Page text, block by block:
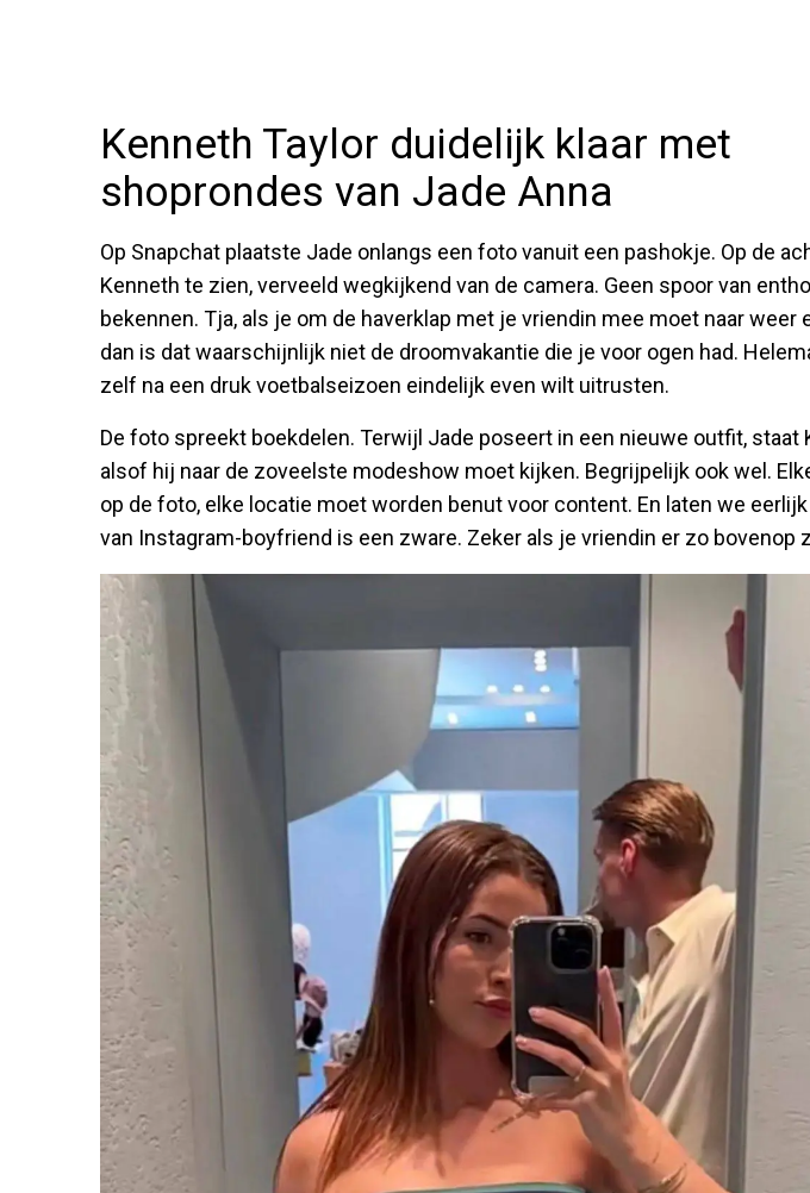
Kenneth Taylor duidelijk klaar met
shoprondes van Jade Anna
Op Snapchat plaatste Jade onlangs een foto vanuit een pashokje. Op de
Kenneth te zien, verveeld wegkijkend van de camera. Geen spoor van
bekennen. Tja, als je om de haverklap met je vriendin mee moet naar weer
dan is dat waarschijnlijk niet de droomvakantie die je voor ogen had.
zelf na een druk voetbalseizoen eindelijk even wilt uitrusten.
De foto spreekt boekdelen. Terwijl Jade poseert in een nieuwe outfit, staat
alsof hij naar de zoveelste modeshow moet kijken. Begrijpelijk ook wel.
op de foto, elke locatie moet worden benut voor content. En laten we
van Instagram-boyfriend is een zware. Zeker als je vriendin er zo bovenop